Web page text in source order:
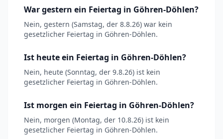
War gestern ein Feiertag in Göhren-Döhlen?
Nein, gestern (Samstag, der 8.8.26) war kein
gesetzlicher Feiertag in Göhren-Döhlen.
Ist heute ein Feiertag in Göhren-Döhlen?
Nein, heute (Sonntag, der 9.8.26) ist kein
gesetzlicher Feiertag in Göhren-Döhlen.
Ist morgen ein Feiertag in Göhren-Döhlen?
Nein, morgen (Montag, der 10.8.26) ist kein
gesetzlicher Feiertag in Göhren-Döhlen.